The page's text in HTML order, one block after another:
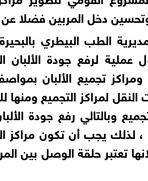
وتحسين دخل المربين
الطب البيطري
لرفع جودة الألبان
تجميع الألبان
النقل لمراكز التجميع
وبالتالي رفع جودة
لذلك يجب أن تكون مراكز
تعتبر حلقة الوصل بين